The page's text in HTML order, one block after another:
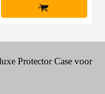
+
Protector Case voor